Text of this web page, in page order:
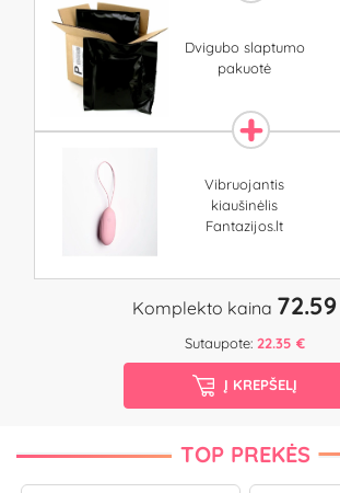
Dvigubo slaptumo
pakuotė
Vibruojantis
kiaušinėlis
Fantazijos.lt
Komplekto kaina
Sutaupote: 22.35 €
Į KREPŠELĮ
TOP PREKĖS